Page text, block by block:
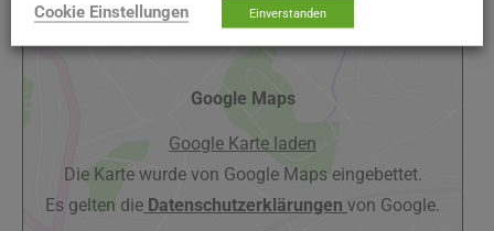
Google Maps
Google Karte laden
Die Karte wurde von Google Maps eingebettet.
Es gelten die Datenschutzerklärungen von Google.
Cookie Einstellungen Einverstanden